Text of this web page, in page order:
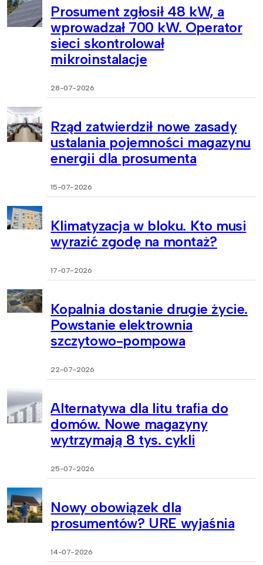
Prosument zgłosił 48 kW, a
wprowadzał 700 kW. Operator
sieci skontrolował
mikroinstalacje
28-07-2026
Rząd zatwierdził nowe zasady
ustalania pojemności magazynu
energii dla prosumenta
15-07-2026
Klimatyzacja w bloku. Kto musi
wyrazić zgodę na montaż?
17-07-2026
Kopalnia dostanie drugie życie.
Powstanie elektrownia
szczytowo-pompowa
22-07-2026
Alternatywa dla litu trafia do
domów. Nowe magazyny
wytrzymają 8 tys. cykli
25-07-2026
Nowy obowiązek dla
prosumentów? URE wyjaśnia
14-07-2026